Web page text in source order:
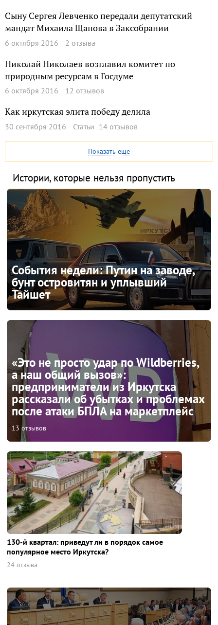
Сыну Сергея Левченко передали депутатский
мандат Михаила Щапова в Заксобрании
6 октября 2016 2 отзыва
Николай Николаев возглавил комитет по
природным ресурсам в Госдуме
6 октября 2016 12 отзывов
Как иркутская элита победу делила
30 сентября 2016 Статьи 14 отзывов
Показать еще
Истории, которые нельзя пропустить
События недели: Путин на заводе,
бунт островитян и уплывший
Тайшет
«Это не просто удар по Wildberries,
а наш общий вызов»:
предприниматели из Иркутска
рассказали об убытках и проблемах
после атаки БПЛА на маркетплейс
13 отзывов
130-й квартал: приведут ли в порядок самое
популярное место Иркутска?
24 отзыва